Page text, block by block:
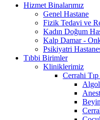
Hizmet Binalarımız
Genel Hastane
Fizik Tedavi ve
Kadın Doğum
Kalp Damar -
Psikiyatri
Tıbbi Birimler
Kliniklerimiz
Cerrahi